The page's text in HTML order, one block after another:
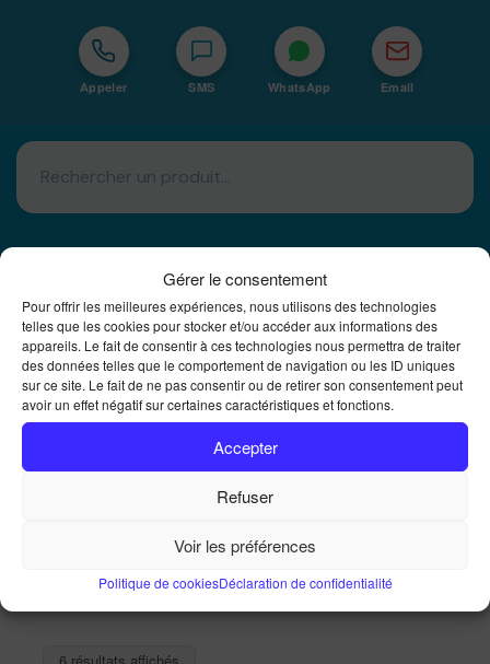
Gérer le consentement
Pour offrir les meilleures expériences, nous utilisons des technologies
telles que les cookies pour stocker et/ou accéder aux informations des
appareils. Le fait de consentir à ces technologies nous permettra de traiter
des données telles que le comportement de navigation ou les ID uniques
sur ce site. Le fait de ne pas consentir ou de retirer son consentement peut
avoir un effet négatif sur certaines caractéristiques et fonctions.
Accepter
Refuser
Voir les préférences
Politique de cookiesDéclaration de confidentialité
Appeler SMS WhatsApp Email
Basé à La Réunion · 974
Bureautique Reunion Ei
Intégrateur de solutions d'impression Bureautique et
DTF à la Réunion